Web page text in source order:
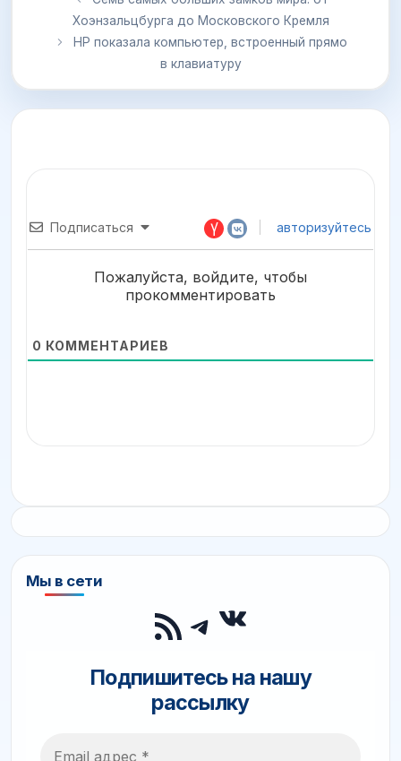
Хоэнзальцбурга до Московского Кремля
HP показала компьютер, встроенный прямо
в клавиатуру
Подписаться авторизуйтесь
Пожалуйста, войдите, чтобы
прокомментировать
0 КОММЕНТАРИЕВ
Мы в сети
RSS-лента
Telegram
ВКонтакте
Подпишитесь на нашу
рассылку